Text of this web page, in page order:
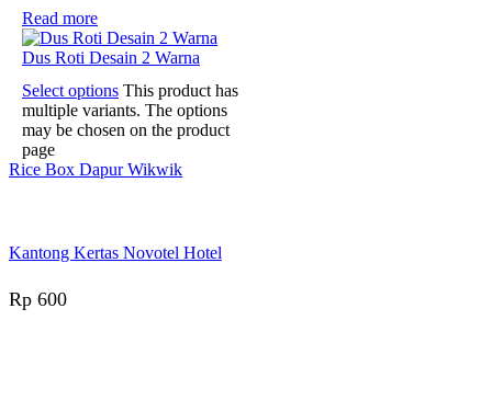
Read more
Dus Roti Desain 2 Warna
Select options This product has
multiple variants. The options
may be chosen on the product
page
Rice Box Dapur Wikwik
Kantong Kertas Novotel Hotel
Rp 600